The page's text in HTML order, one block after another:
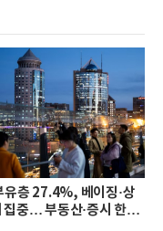
유층 27.4%, 베이징·상
집중… 부동산·증시 한파